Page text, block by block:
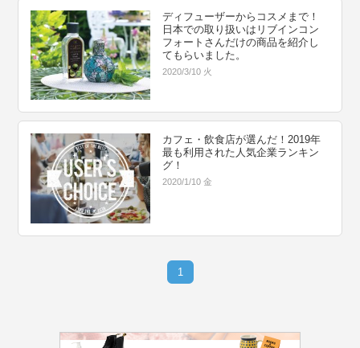
ディフューザーからコスメまで！
日本での取り扱いはリブインコン
フォートさんだけの商品を紹介し
てもらいました。
2020/3/10 火
カフェ・飲食店が選んだ！2019年
最も利用された人気企業ランキン
グ！
2020/1/10 金
1